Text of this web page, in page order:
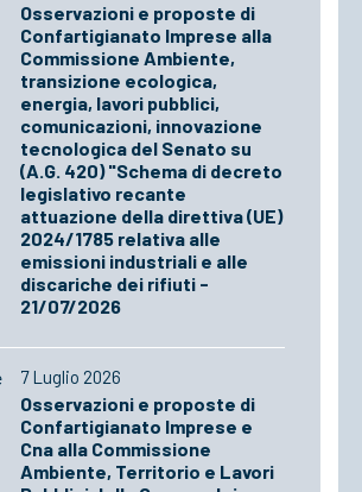
Osservazioni e proposte di
Confartigianato Imprese alla
Commissione Ambiente,
transizione ecologica,
energia, lavori pubblici,
comunicazioni, innovazione
tecnologica del Senato su
(A.G. 420) "Schema di decreto
legislativo recante
attuazione della direttiva (UE)
2024/1785 relativa alle
emissioni industriali e alle
discariche dei rifiuti -
21/07/2026
7 Luglio 2026
Osservazioni e proposte di
Confartigianato Imprese e
Cna alla Commissione
Ambiente, Territorio e Lavori